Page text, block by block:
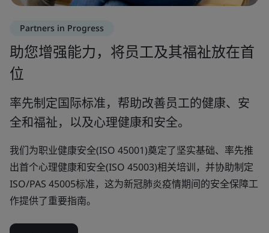
Partners in Progress
助您增强能力，将员工及其福祉放在首
位
率先制定国际标准，帮助改善员工的健康、安
全和福祉，以及心理健康和安全。
我们为职业健康安全(ISO 45001)奠定了坚实基础、率先推
出首个心理健康和安全(ISO 45003)相关培训，并协助制定
ISO/PAS 45005标准，这为新冠肺炎疫情期间的安全保障工
作提供了重要指南。